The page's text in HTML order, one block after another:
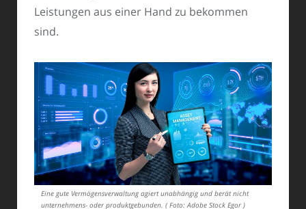
Leistungen aus einer Hand zu bekommen
sind.
Eine gute Vermögensverwaltung agiert unabhängig und berät nicht
unternehmens- oder produktgebunden. ( Foto: Adobe Stock Egor )